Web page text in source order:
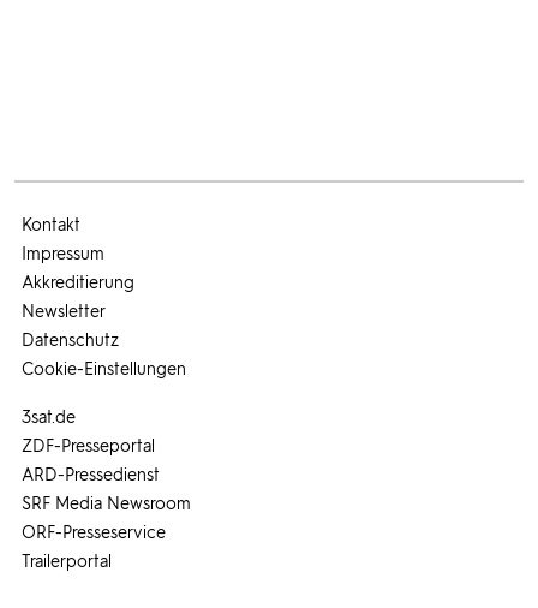
3sat.de
ZDF-Presseportal
ARD-Pressedienst
SRF Media Newsroom
ORF-Presseservice
Trailerportal
Kontakt
Impressum
Akkreditierung
Newsletter
Datenschutz
Cookie-Einstellungen